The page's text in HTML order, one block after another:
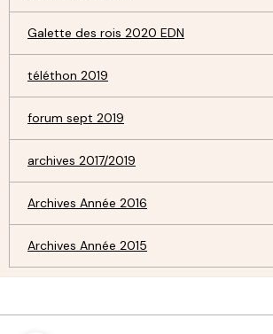
Galette des rois 2020 EDN
téléthon 2019
forum sept 2019
archives 2017/2019
Archives Année 2016
Archives Année 2015